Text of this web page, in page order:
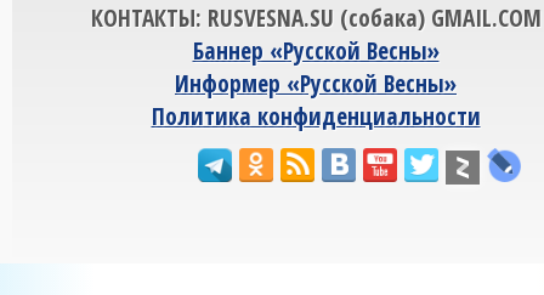
КОНТАКТЫ: RUSVESNA.SU (собака) GMAIL.COM
Баннер «Русской Весны»
Информер «Русской Весны»
Политика конфиденциальности